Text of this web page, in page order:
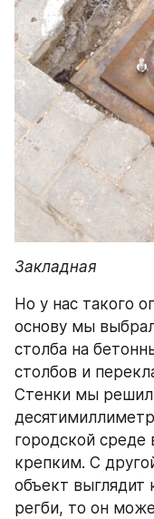
Закладная
Но у нас такого
основу мы
столба на
столбов и
Стенки мы
городской
крепким. С
объект выглядит
регби, то он